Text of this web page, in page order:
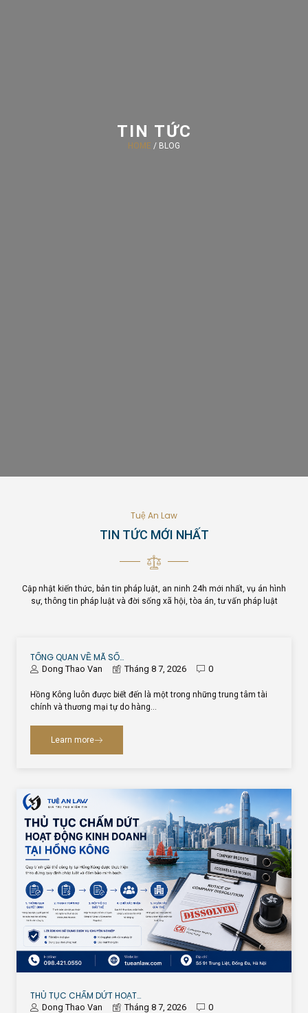
TIN TỨC
HOME / BLOG
Tuệ An Law
TIN TỨC MỚI NHẤT
Cập nhật kiến thức, bản tin pháp luật, an ninh 24h mới nhất, vụ án hình
sự, thông tin pháp luật và đời sống xã hội, tòa án, tư vấn pháp luật
TỔNG QUAN VỀ MÃ SỐ…
Dong Thao Van Tháng 8 7, 2026 0
Hồng Kông luôn được biết đến là một trong những trung tâm tài
chính và thương mại tự do hàng…
Learn more
THỦ TỤC CHẤM DỨT HOẠT…
Dong Thao Van Tháng 8 7, 2026 0